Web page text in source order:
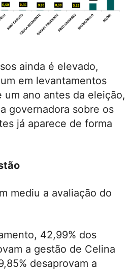
ainda é elevado,
em levantamentos
um ano antes da eleição,
governadora sobre os
já aparece de forma
mediu a avaliação do
42,99% dos
a gestão de Celina
desaprovam a